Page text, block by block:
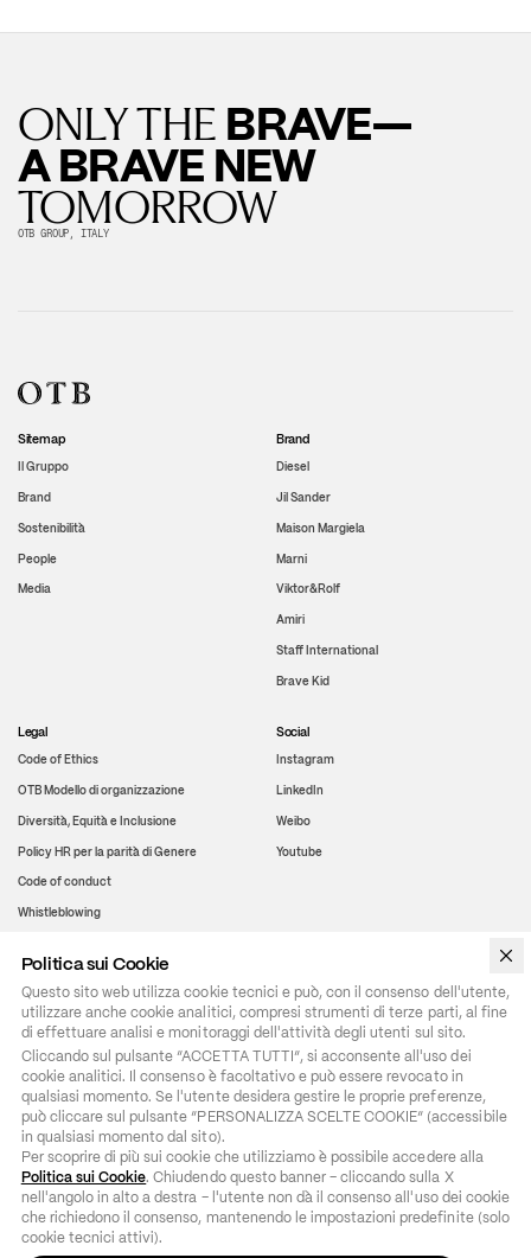
ONLY THE BRAVE—
A BRAVE NEW
TOMORROW
OTB GROUP, ITALY
Sitemap
Il Gruppo
Brand
Sostenibilità
People
Media
Brand
Diesel
Jil Sander
Maison Margiela
Marni
Viktor&Rolf
Amiri
Staff International
Brave Kid
Legal
Code of Ethics
OTB Modello di organizzazione
Diversità, Equità e Inclusione
Policy HR per la parità di Genere
Code of conduct
Whistleblowing
Social
Instagram
LinkedIn
Weibo
Youtube
WeChat
Politica sui Cookie
Questo sito web utilizza cookie tecnici e può, con il consenso dell'utente,
utilizzare anche cookie analitici, compresi strumenti di terze parti, al fine
di effettuare analisi e monitoraggi dell'attività degli utenti sul sito.
Cliccando sul pulsante “ACCETTA TUTTI”, si acconsente all'uso dei
cookie analitici. Il consenso è facoltativo e può essere revocato in
qualsiasi momento. Se l'utente desidera gestire le proprie preferenze,
può cliccare sul pulsante “PERSONALIZZA SCELTE COOKIE” (accessibile
in qualsiasi momento dal sito).
Per scoprire di più sui cookie che utilizziamo è possibile accedere alla
Politica sui Cookie. Chiudendo questo banner – cliccando sulla X
nell'angolo in alto a destra – l'utente non dà il consenso all'uso dei cookie
che richiedono il consenso, mantenendo le impostazioni predefinite (solo
cookie tecnici attivi).